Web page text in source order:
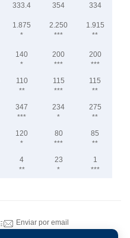
333.4 354
334
1.875
*
2.250
***
1.915
**
140
*
200
***
200
***
110
**
115
***
115
**
347
***
234
*
275
**
120
*
80
***
85
**
4
**
23
*
1
***
Enviar por email